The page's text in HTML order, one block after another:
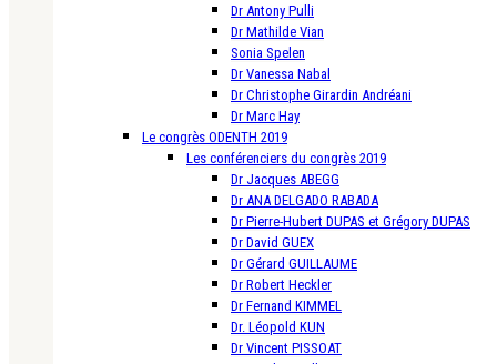
Dr Antony Pulli
Dr Mathilde Vian
Sonia Spelen
Dr Vanessa Nabal
Dr Christophe Girardin Andréani
Dr Marc Hay
Le congrès ODENTH 2019
Les conférenciers du congrès 2019
Dr Jacques ABEGG
Dr ANA DELGADO RABADA
Dr Pierre-Hubert DUPAS et Grégory DUPAS
Dr David GUEX
Dr Gérard GUILLAUME
Dr Robert Heckler
Dr Fernand KIMMEL
Dr. Léopold KUN
Dr Vincent PISSOAT